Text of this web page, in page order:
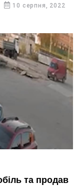
10 серпня, 2022
та продав